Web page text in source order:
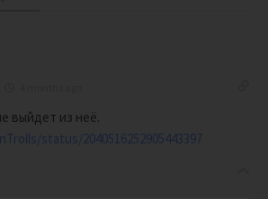
выйдет из неё.
status/2040516252905443397